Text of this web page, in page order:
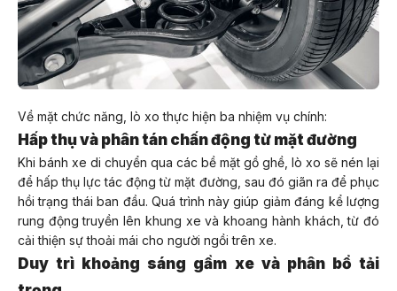
Về mặt chức năng, lò xo thực hiện ba nhiệm vụ chính:
Hấp thụ và phân tán chấn động từ mặt đường
Khi bánh xe di chuyển qua các bề mặt gồ ghề, lò xo sẽ nén lại
để hấp thụ lực tác động từ mặt đường, sau đó giãn ra để phục
hồi trạng thái ban đầu. Quá trình này giúp giảm đáng kể lượng
rung động truyền lên khung xe và khoang hành khách, từ đó
cải thiện sự thoải mái cho người ngồi trên xe.
Duy trì khoảng sáng gầm xe và phân bổ tải